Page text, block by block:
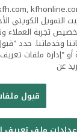
جميع
الموقع
التمويل الكويتي
تجربة
وخدماتنا. حدد
أو "إدارة ملفات
عن
قبول